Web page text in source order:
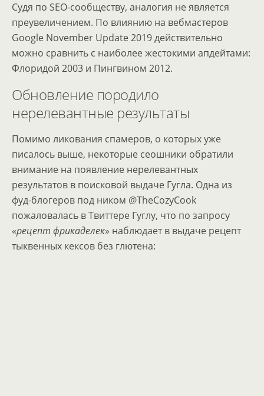
Судя по SEO-сообществу, аналогия не является
преувеличением. По влиянию на вебмастеров
Google November Update 2019 действительно
можно сравнить с наиболее жестокими апдейтами:
Флоридой 2003 и Пингвином 2012.
Обновление породило
нерелевантные результаты
Помимо ликования спамеров, о которых уже
писалось выше, некоторые сеошники обратили
внимание на появление нерелевантных
результатов в поисковой выдаче Гугла. Одна из
фуд-блогеров под ником @TheCozyCook
пожаловалась в Твиттере Гуглу, что по запросу
«рецепт фрикаделек» наблюдает в выдаче рецепт
тыквенных кексов без глютена: